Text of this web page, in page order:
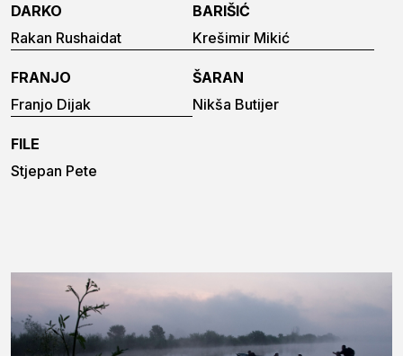
DARKO
Rakan Rushaidat
BARIŠIĆ
Krešimir Mikić
FRANJO
Franjo Dijak
ŠARAN
Nikša Butijer
FILE
Stjepan Pete